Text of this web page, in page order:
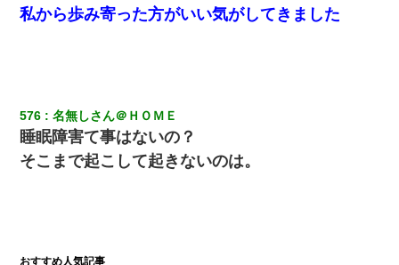
私から歩み寄った方がいい気がしてきました
576 名無しさん＠ＨＯＭＥ
睡眠障害て事はないの？
そこまで起こして起きないのは。